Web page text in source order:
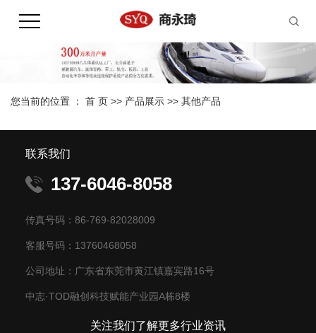
您当前的位置 ： 首 页 >> 产品展示 >> 其他产品
联系我们
137-6046-8058
传真号码：86-769-82028009
客服号码：13760468058
公司地址：广东省东莞市黄江镇嘉宾路16号
中志·TOD融创科技赋能产业园A栋8楼
关注我们了解更多行业资讯